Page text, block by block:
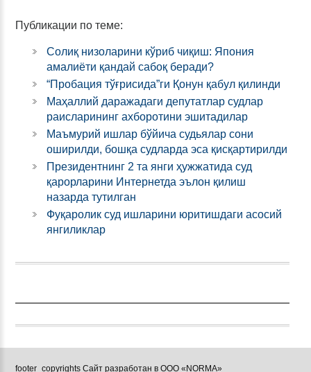
Публикации по теме:
Солиқ низоларини кўриб чиқиш: Япония
амалиёти қандай сабоқ беради?
“Пробация тўғрисида”ги Қонун қабул қилинди
Маҳаллий даражадаги депутатлар судлар
раисларининг ахборотини эшитадилар
Маъмурий ишлар бўйича судьялар сони
оширилди, бошқа судларда эса қисқартирилди
Президентнинг 2 та янги ҳужжатида суд
қарорларини Интернетда эълон қилиш
назарда тутилган
Фуқаролик суд ишларини юритишдаги асосий
янгиликлар
footer_copyrights Сайт разработан в ООО «NORMA»